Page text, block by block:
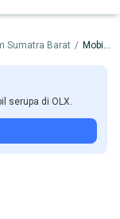
Sumatra Barat / Mobil Bekas dalam Pariaman Kota
serupa di OLX.